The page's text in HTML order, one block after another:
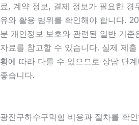
료, 계약 정보, 결제 정보가 필요한 경
유와 활용 범위를 확인해야 합니다.
분 개인정보 보호와 관련된 일반 기준
자료를 참고할 수 있습니다. 실제 제
황에 따라 다를 수 있으므로 상담 단
좋습니다.
광진구하수구막힘 비용과 절차를 확